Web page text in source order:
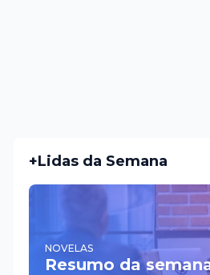
+Lidas da Semana
NOVELAS
Resumo da